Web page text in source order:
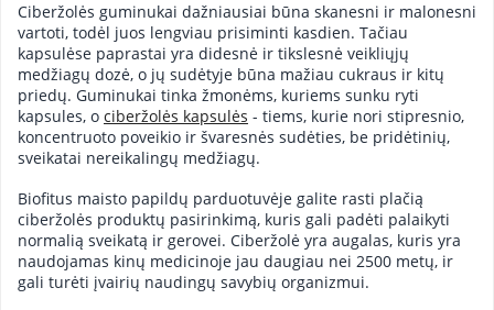
Ciberžolės guminukai dažniausiai būna skanesni ir malonesni
vartoti, todėl juos lengviau prisiminti kasdien. Tačiau
kapsulėse paprastai yra didesnė ir tikslesnė veikliųjų
medžiagų dozė, o jų sudėtyje būna mažiau cukraus ir kitų
priedų. Guminukai tinka žmonėms, kuriems sunku ryti
kapsules, o ciberžolės kapsulės - tiems, kurie nori stipresnio,
koncentruoto poveikio ir švaresnės sudėties, be pridėtinių,
sveikatai nereikalingų medžiagų.
Biofitus maisto papildų parduotuvėje galite rasti plačią
ciberžolės produktų pasirinkimą, kuris gali padėti palaikyti
normalią sveikatą ir gerovei. Ciberžolė yra augalas, kuris yra
naudojamas kinų medicinoje jau daugiau nei 2500 metų, ir
gali turėti įvairių naudingų savybių organizmui.